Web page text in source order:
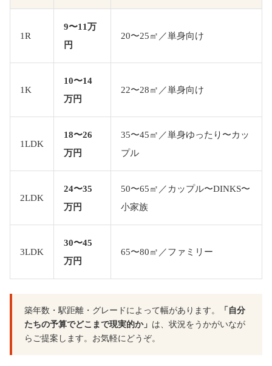
1R
9〜11万
円
20〜25㎡／単身向け
1K
10〜14
万円
22〜28㎡／単身向け
1LDK
18〜26
万円
35〜45㎡／単身ゆったり〜カッ
プル
2LDK
24〜35
万円
50〜65㎡／カップル〜DINKS〜
小家族
3LDK
30〜45
万円
65〜80㎡／ファミリー
築年数・駅距離・グレードによって幅があります。
「自分
たちの予算でどこまで現実的か」 は、状況をうかがいなが
らご提案します。お気軽にどうぞ。